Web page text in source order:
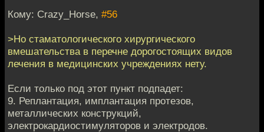
Кому: Crazy_Horse, #56
>Но стаматологического хирургического
вмешательства в перечне дорогостоящих видов
лечения в медицинских учреждениях нету.
Если только под этот пункт подпадет:
9. Реплантация, имплантация протезов,
металлических конструкций,
электрокардиостимуляторов и электродов.